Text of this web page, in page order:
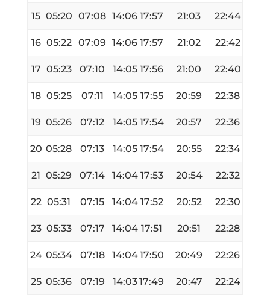
15 05:20 07:08 14:06 17:57 21:03 22:44
16 05:22 07:09 14:06 17:57 21:02 22:42
17 05:23 07:10 14:05 17:56 21:00 22:40
18 05:25 07:11 14:05 17:55 20:59 22:38
19 05:26 07:12 14:05 17:54 20:57 22:36
20 05:28 07:13 14:05 17:54 20:55 22:34
21 05:29 07:14 14:04 17:53 20:54 22:32
22 05:31 07:15 14:04 17:52 20:52 22:30
23 05:33 07:17 14:04 17:51 20:51 22:28
24 05:34 07:18 14:0417:50 20:49 22:26
25 05:36 07:19 14:0317:49 20:47 22:24